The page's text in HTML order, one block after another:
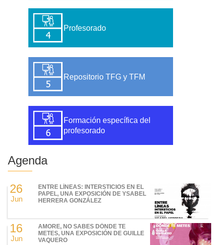
Profesorado
Repositorio TFG y TFM
Formación específica del
profesorado
Agenda
26
Jun
ENTRE LÍNEAS: INTERSTICIOS EN EL
PAPEL, UNA EXPOSICIÓN DE YSABEL
HERRERA GONZÁLEZ
16
Jun
AMORE, NO SABES DÓNDE TE
METES, UNA EXPOSICIÓN DE GUILLE
VAQUERO